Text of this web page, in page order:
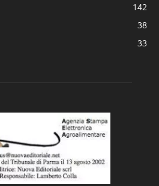
142
38
33